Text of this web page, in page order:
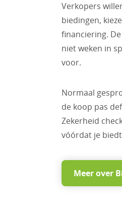
Verkopers
biedingen,
financiering.
niet weken in
voor.
Normaal
de koop pas
Zekerheid
vóórdat je
Meer over